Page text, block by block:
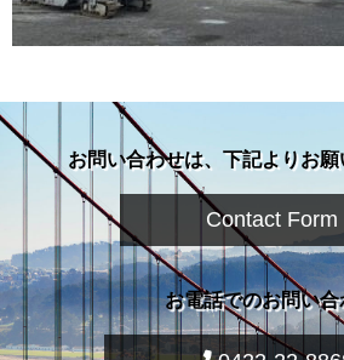
お問い合わせは、下記よりお願
Contact Form
お電話でのお問い合